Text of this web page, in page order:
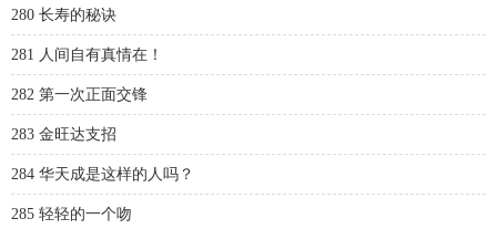
280 长寿的秘诀
281 人间自有真情在！
282 第一次正面交锋
283 金旺达支招
284 华天成是这样的人吗？
285 轻轻的一个吻